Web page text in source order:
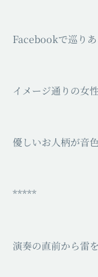
Facebookで巡りあ
イメージ通りの女
優しいお人柄が音
*****
演奏の直前から雷